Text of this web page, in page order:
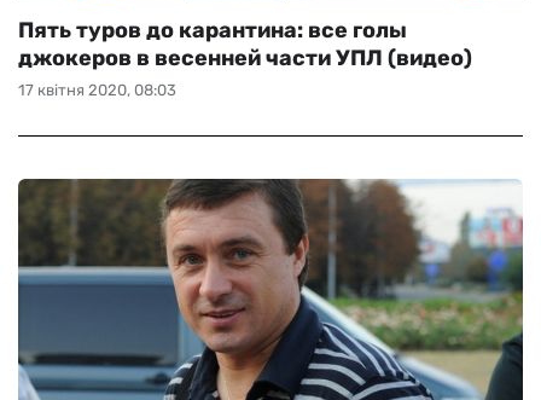
17 квітня 2020, 08:03
Пять туров до карантина: все голы
джокеров в весенней части УПЛ (видео)